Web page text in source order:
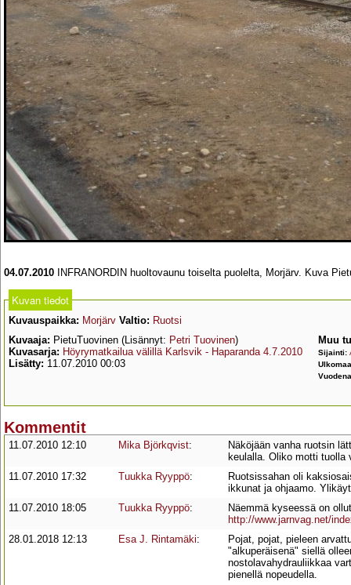
04.07.2010 INFRANORDIN huoltovaunu toiselta puolelta, Morjärv. Kuva
Kuvan tiedot
Kuvauspaikka: Morjärv Valtio: Ruotsi
Kuvaaja: PietuTuovinen (Lisännyt: Petri Tuovinen)
Kuvasarja: Höyrymatkailua välillä Karlsvik - Haparanda 4.7.2010
Lisätty: 11.07.2010 00:03
Muu
Sijainti:
Kommentit
11.07.2010 12:10 Mika Björkqvist:
Näköjään vanha ruotsin
keulalla. Oliko motti tuolla
11.07.2010 17:32
Tuukka Ryyppö:
Ruotsissahan oli
ikkunat ja ohjaamo.
11.07.2010 18:05
Tuukka Ryyppö:
Näemmä kyseessä on
http://www.jarnvag.net/
28.01.2018 12:13
Esa J. Rintamäki:
Pojat, pojat, pieleen
"alkuperäisenä" siellä
nostolavahydrauliikkaa
pienellä nopeudella.